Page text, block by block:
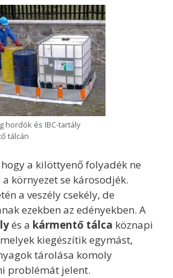
hordók és IBC-tartály
tálcán
a kilöttyenő folyadék ne
a környezet se károsodjék.
a veszély csekély, de
ezekben az edényekben. A
és a kármentő tálca köznapi
kiegészítik egymást,
tárolása komoly
problémát jelent.